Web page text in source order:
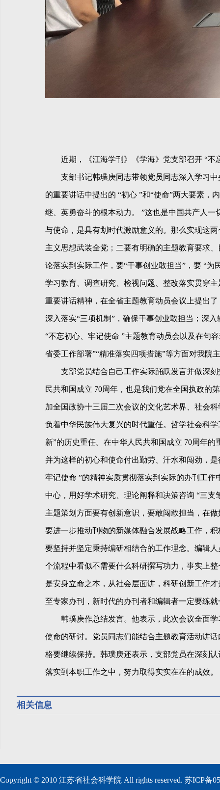
近期，《江海学刊》《学海》党支部召开 “不
支部书记韩璞庚同志带领党员同志深入学习中
的重要讲话中提出的 “初心 ”和“使命”两大要素，
继、英勇奋斗的根本动力。 ”这也是中国共产人
与使命，是具有划时代激励意义的。那么实现这
主义思想武装全党；二要有明确的主题教育要求
论落实到实际工作，要“干事创业敢担当”，要 “
学习教育、调查研究、检视问题、整改落实贯穿
重要讲话精神，在全省主题教育动员会议上提出
深入落实“三项机制”，确保干事创业敢担当；深
“不忘初心、牢记使命 ”主题教育动员会以及在句
省委工作部署”“精准落实四项措施”等方面对我院
支部党员结合自己工作实际踊跃发言并做深刻
民共和国成立 70周年，也是我们党在全国执政的
加全国政协十三届二次会议的文化艺术界、社会
负着中华民族伟大复兴的时代重任。哲学社会科
新”的历史重任。在中华人民共和国成立 70周年
并为这样的初心和使命付出勤劳、汗水和闯劲，
牢记使命 ”的精神实质贯彻落实到实际的办刊工
中心，用好学术研究、理论阐释和决策咨询 “三
主题策划方面要有创新意识，要敢闯敢担当，在
要进一步推动刊物的新媒体融合发展战略工作，
要坚持并坚定秉持编研相结合的工作理念。编辑
个流程中看似不需要什么科研撰写功力，事实上
是安身立命之本，从社会层面讲，科研创新工作
至专家办刊，新时代的办刊者和编辑者一定要练
韩璞庚作总结发言。他表示，此次会议全面学
使命的研讨。党员同志们能结合主题教育活动讲
格要继续保持。韩璞庚还表示，支部党员在深刻
落实到本职工作之中，努力取得实实在在的成效。
相关信息
Copyright © 2010 江苏省社会科学院 All rights reserved. 苏ICP备